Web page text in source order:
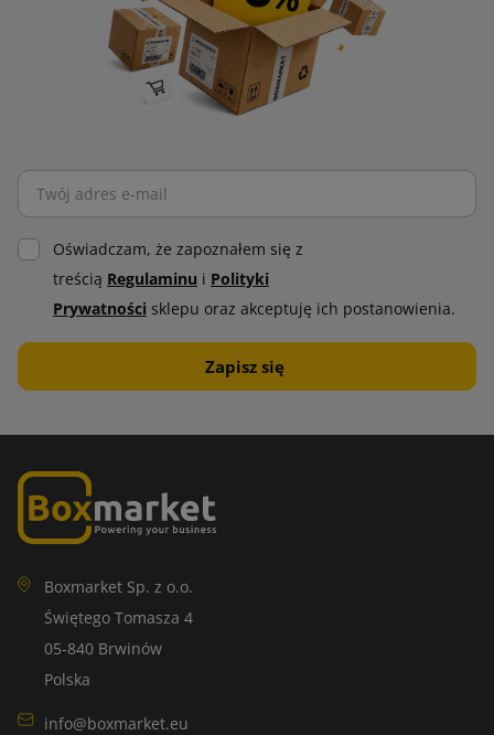
Oświadczam, że zapoznałem się z
treścią Regulaminu i Polityki
Prywatności sklepu oraz akceptuję ich postanowienia.
Boxmarket Sp. z o.o.
Świętego Tomasza 4
05-840 Brwinów
Polska
info@boxmarket.eu